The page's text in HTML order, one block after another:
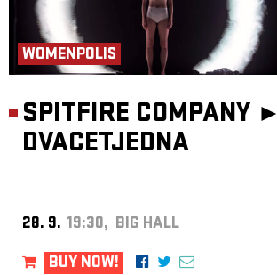
WOMENPOLIS
SPITFIRE COMPANY ►
DVACETJEDNA
28. 9. 19:30, BIG HALL
BUY NOW!